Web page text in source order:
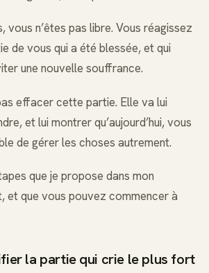
vous n’êtes pas libre. Vous réagissez
de vous qui a été blessée, et qui
une nouvelle souffrance.
effacer cette partie. Elle va lui
et lui montrer qu’aujourd’hui, vous
de gérer les choses autrement.
que je propose dans mon
et que vous pouvez commencer à
la partie qui crie le plus fort